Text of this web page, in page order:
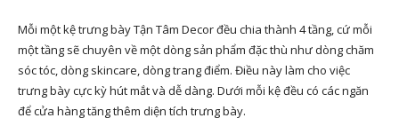
Mỗi một kệ trưng bày Tận Tâm Decor đều chia thành 4 tầng, cứ mỗi
một tầng sẽ chuyên về một dòng sản phẩm đặc thù như dòng chăm
sóc tóc, dòng skincare, dòng trang điểm. Điều này làm cho việc
trưng bày cực kỳ hút mắt và dễ dàng. Dưới mỗi kệ đều có các ngăn
để cửa hàng tăng thêm diện tích trưng bày.